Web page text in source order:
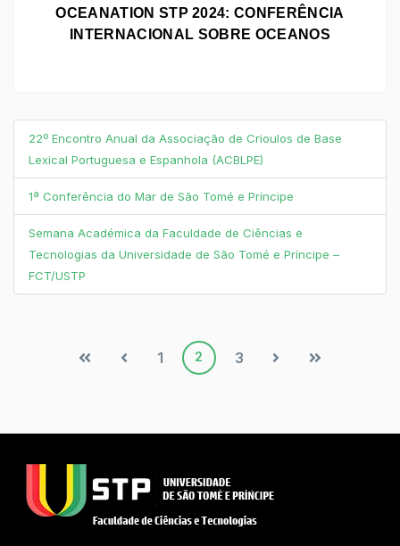
OCEANATION STP 2024: CONFERÊNCIA
INTERNACIONAL SOBRE OCEANOS
22º Encontro Anual da Associação de Crioulos de Base
Lexical Portuguesa e Espanhola (ACBLPE)
1ª Conferência do Mar de São Tomé e Príncipe
Semana Académica da Faculdade de Ciências e
Tecnologias da Universidade de São Tomé e Príncipe –
FCT/USTP
1 2 3